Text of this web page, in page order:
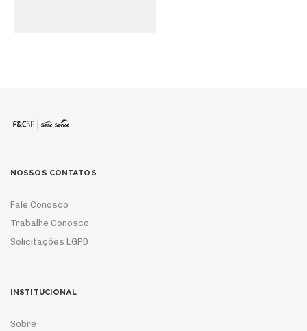
NOSSOS CONTATOS
Fale Conosco
Trabalhe Conosco
Solicitações LGPD
INSTITUCIONAL
Sobre